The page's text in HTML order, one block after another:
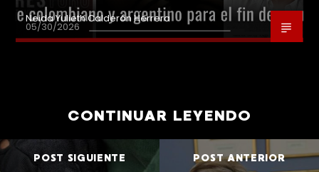
Neida Yulieth Calderón Herrera
05/30/2026
CONTINUAR LEYENDO
POST SIGUIENTE POST ANTERIOR